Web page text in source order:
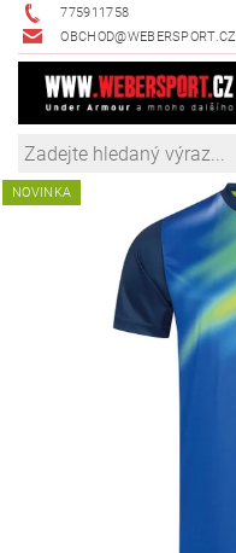
775911758
OBCHOD@WEBERSPORT.CZ
NOVINKA